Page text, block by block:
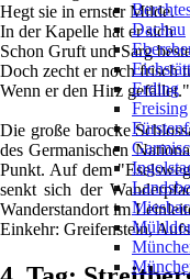
Hegt sie in ernster Milde.
In der Kapelle hat er sich
Schon Gruft und Sarg
Doch zecht er noch frisch
Wenn er den Hirz gefället."
Die große barocke
des Germanischen
Punkt. Auf dem
senkt sich der
Wanderstandort im
Einkehr: Greifenstein,
Dachau
Eichstätt
Erding
Freising